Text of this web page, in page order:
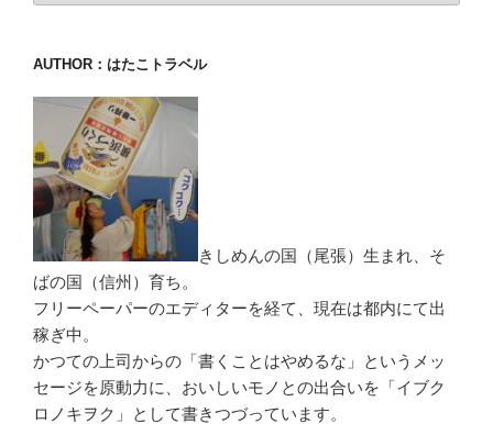
AUTHOR：はたこトラベル
きしめんの国（尾張）生まれ、そ
ばの国（信州）育ち。
フリーペーパーのエディターを経て、現在は都内にて出
稼ぎ中。
かつての上司からの「書くことはやめるな」というメッ
セージを原動力に、おいしいモノとの出合いを「イブク
ロノキヲク」として書きつづっています。